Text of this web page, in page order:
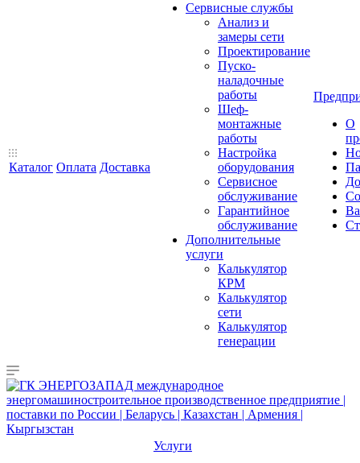
Каталог Оплата Доставка
Сервисные службы
Анализ и
замеры сети
Проектирование
Пуско-
наладочные
работы
Шеф-
монтажные
работы
Настройка
оборудования
Сервисное
обслуживание
Гарантийное
обслуживание
Дополнительные
услуги
Калькулятор
КРМ
Калькулятор
сети
Калькулятор
генерации
О
Услуги